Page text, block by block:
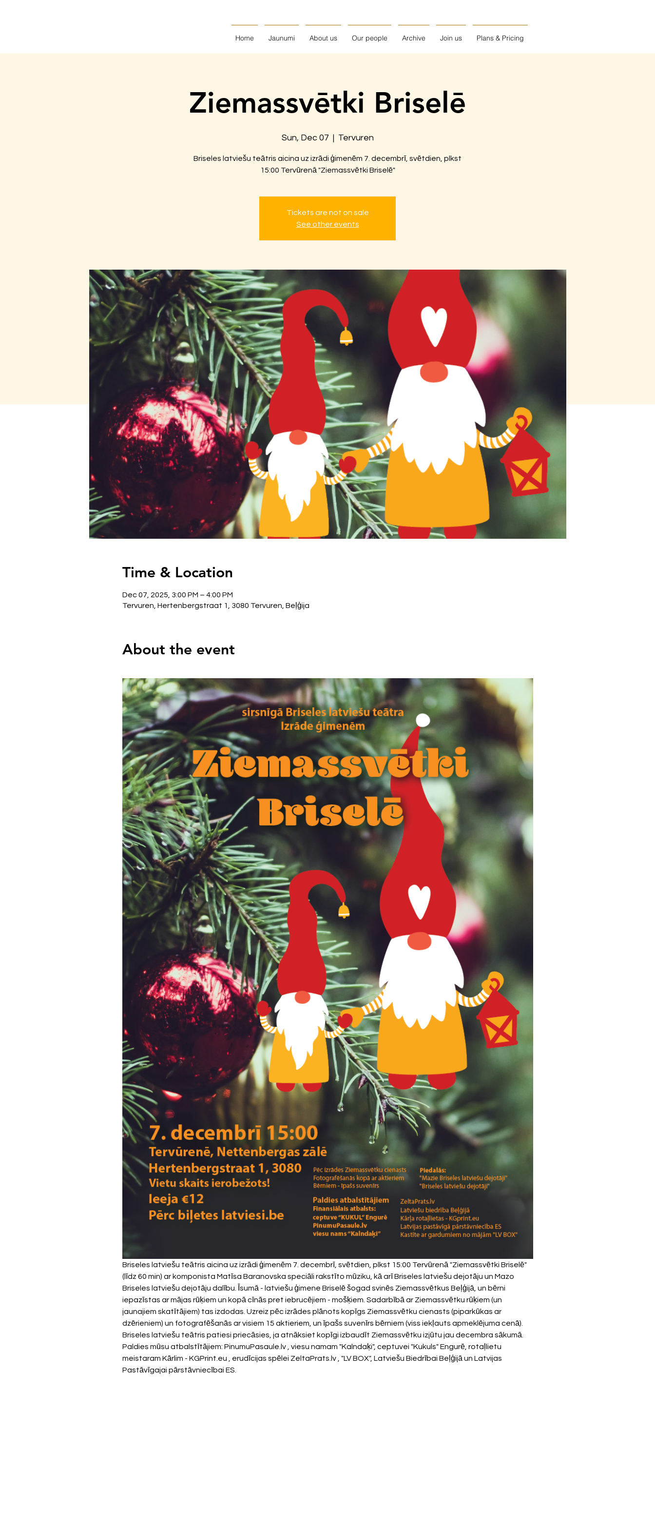
Home Jaunumi About us Our people Archive Join us Plans & Pricing
Ziemassvētki Briselē
Sun, Dec 07
  |
Tervuren
Briseles latviešu teātris aicina uz izrādi ģimenēm 7. decembrī, svētdien, plkst
15:00 Tervūrenā "Ziemassvētki Briselē"
Tickets are not on sale
See other events
Time & Location
Dec 07, 2025, 3:00 PM – 4:00 PM
Tervuren, Hertenbergstraat 1, 3080 Tervuren, Beļģija
About the event
Briseles latviešu teātris aicina uz izrādi ģimenēm 7. decembrī, svētdien, plkst 15:00 Tervūrenā "Ziemassvētki Briselē"
(līdz 60 min) ar komponista Matīsa Baranovska speciāli rakstīto mūziku, kā arī Briseles latviešu dejotāju un Mazo
Briseles latviešu dejotāju dalību. Īsumā - latviešu ģimene Briselē šogad svinēs Ziemassvētkus Beļģijā, un bērni
iepazīstas ar mājas rūķiem un kopā cīnās pret iebrucējiem - mošķiem. Sadarbībā ar Ziemassvētku rūķiem (un
jaunajiem skatītājiem) tas izdodas. Uzreiz pēc izrādes plānots kopīgs Ziemassvētku cienasts (piparkūkas ar
dzērieniem) un fotografēšanās ar visiem 15 aktieriem, un īpašs suvenīrs bērniem (viss iekļauts apmeklējuma cenā).
Briseles latviešu teātris patiesi priecāsies, ja atnāksiet kopīgi izbaudīt Ziemassvētku izjūtu jau decembra sākumā.
Paldies mūsu atbalstītājiem: PinumuPasaule.lv , viesu namam "Kalndaķi", ceptuvei "Kukuls" Engurē, rotaļlietu
meistaram Kārlim - KGPrint.eu , erudīcijas spēlei ZeltaPrats.lv , "LV BOX", Latviešu Biedrībai Beļģijā un Latvijas
Pastāvīgajai pārstāvniecībai ES.